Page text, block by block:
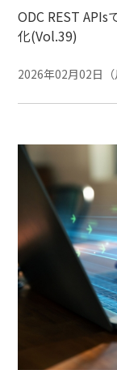
ODC REST
化(Vol.39)
2026年02月02日（